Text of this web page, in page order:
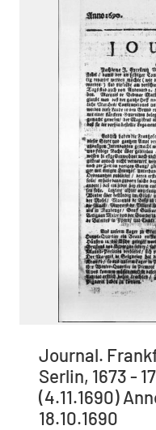
Journal.
Serlin, 1673 -
(4.11.1690)
18.10.1690